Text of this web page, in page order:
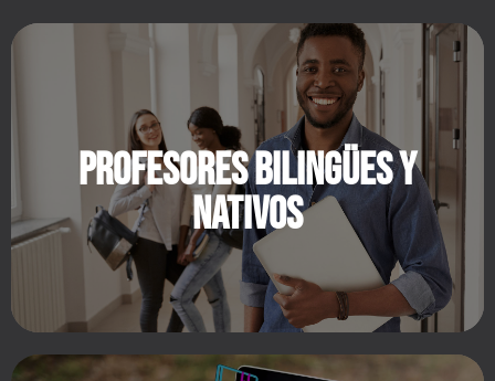
Reino Unido, Estados Unidos y Australia. Con más
de 1000 programas de pregrado y posgrado
Profesores bilingües y
nativos